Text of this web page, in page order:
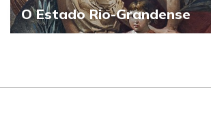
O Estado Rio-Grandense